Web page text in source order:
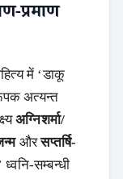
प्रमाण
में ‘डाकू
अत्यन्त
अग्निशर्मा/
औरसप्तर्षि-
सम्बन्धी